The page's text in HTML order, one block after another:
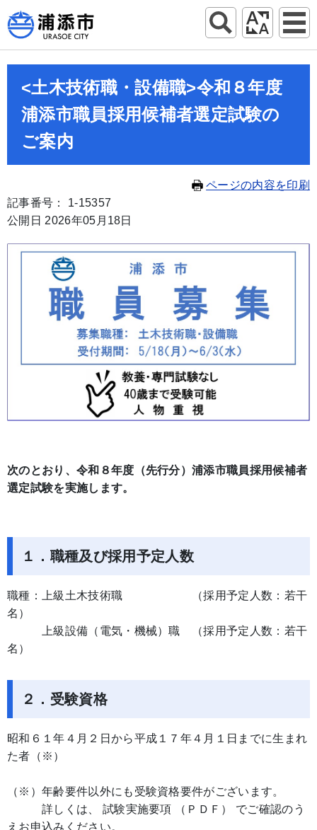
<土木技術職・設備職>令和８年度
浦添市職員採用候補者選定試験の
ご案内
ページの内容を印刷
記事番号： 1-15357
公開日 2026年05月18日
次のとおり、令和８年度（先行分）浦添市職員採用候補者
選定試験を実施します。
１．職種及び採用予定人数
職種：上級土木技術職 （採用予定人数：若干
名）
上級設備（電気・機械）職 （採用予定人数：若干
名）
２．受験資格
昭和６１年４月２日から平成１７年４月１日までに生まれ
た者（※）
（※）年齢要件以外にも受験資格要件がございます。
詳しくは、 試験実施要項 （ＰＤＦ） でご確認のう
えお申込みください。